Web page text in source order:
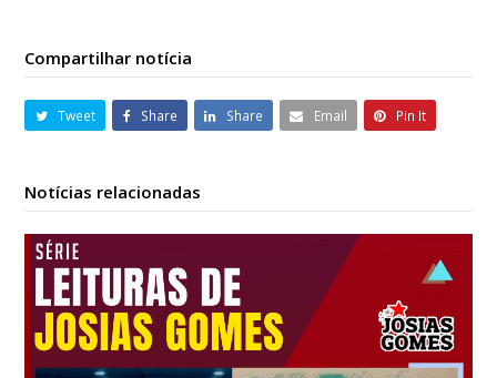
Compartilhar notícia
Tweet Share Share Email Pin It
Notícias relacionadas